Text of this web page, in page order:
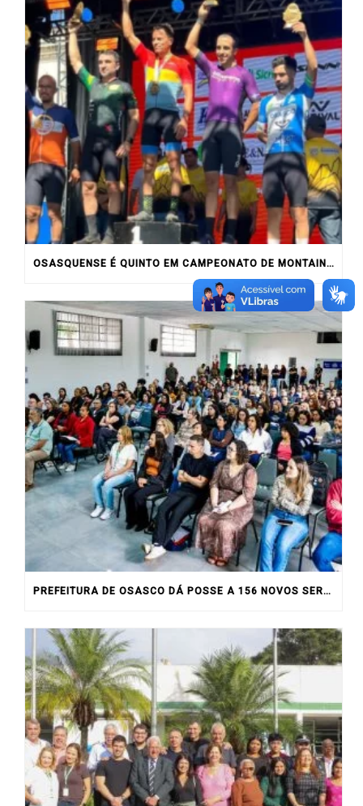
OSASQUENSE É QUINTO EM CAMPEONATO DE MONTAIN BIKE NO INTERIOR DO ESTADO
PREFEITURA DE OSASCO DÁ POSSE A 156 NOVOS SERVIDORES